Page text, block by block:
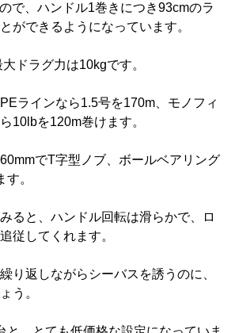
で、ハンドル1巻きにつき93cmのラ
ができるようになっています。
ドラグ力は10kgです。
ラインなら1.5号を170m、モノフィ
10lbを120m巻けます。
でT字型ノブ、ボールベアリング
。
ると、ハンドル回転は滑らかで、ロ
従してくれます。
り返しながらシーバスを誘うのに、
う。